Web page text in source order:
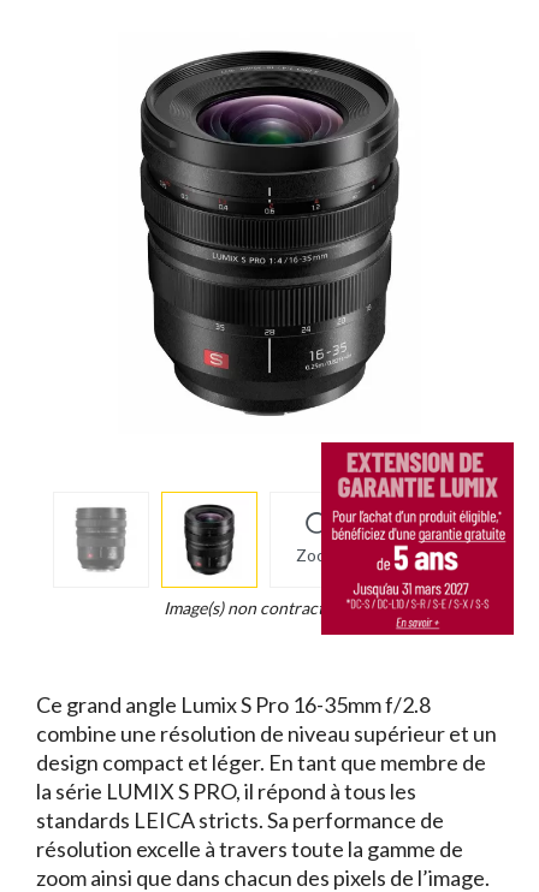
Zoom
Legend...
Image(s) non contractuelle(s)
Ce grand angle Lumix S Pro 16-35mm f/2.8
combine une résolution de niveau supérieur et un
design compact et léger. En tant que membre de
la série LUMIX S PRO, il répond à tous les
standards LEICA stricts. Sa performance de
résolution excelle à travers toute la gamme de
zoom ainsi que dans chacun des pixels de l’image.